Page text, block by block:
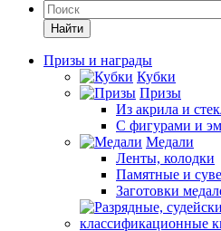
Найти
Призы и награды
Кубки
Призы
Из акрила и
С фигурами и
Медали
Ленты, колодки
Памятные и
Заготовки